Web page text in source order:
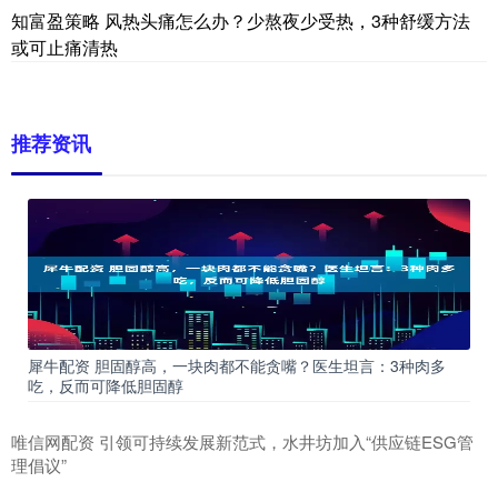
知富盈策略 风热头痛怎么办？少熬夜少受热，3种舒缓方法
或可止痛清热
推荐资讯
犀牛配资 胆固醇高，一块肉都不能贪嘴？医生坦言：3种肉多
吃，反而可降低胆固醇
唯信网配资 引领可持续发展新范式，水井坊加入“供应链ESG管
理倡议”